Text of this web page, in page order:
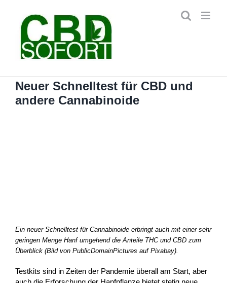
springen
Neuer Schnelltest für CBD und
andere Cannabinoide
Ein neuer Schnelltest für Cannabinoide erbringt auch mit einer sehr
geringen Menge Hanf umgehend die Anteile THC und CBD zum
Überblick (Bild von PublicDomainPictures auf Pixabay).
Testkits sind in Zeiten der Pandemie überall am Start, aber